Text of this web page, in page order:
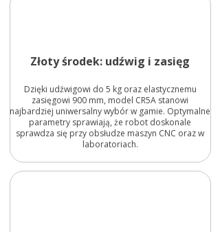
Złoty środek: udźwig i zasięg
Dzięki udźwigowi do 5 kg oraz elastycznemu
zasięgowi 900 mm, model CR5A stanowi
najbardziej uniwersalny wybór w gamie. Optymalne
parametry sprawiają, że robot doskonale
sprawdza się przy obsłudze maszyn CNC oraz w
laboratoriach.